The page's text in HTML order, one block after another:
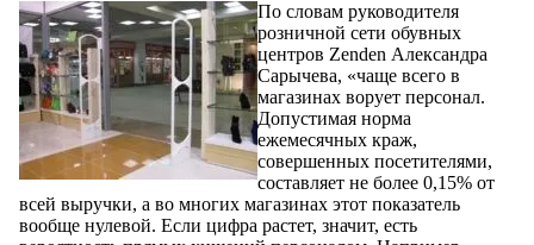
По словам руководителя
розничной сети обувных
центров Zenden Александра
Сарычева, «чаще всего в
магазинах ворует персонал.
Допустимая норма
ежемесячных краж,
совершенных посетителями,
составляет не более 0,15% от
всей выручки, а во многих магазинах этот показатель
вообще нулевой. Если цифра растет, значит, есть